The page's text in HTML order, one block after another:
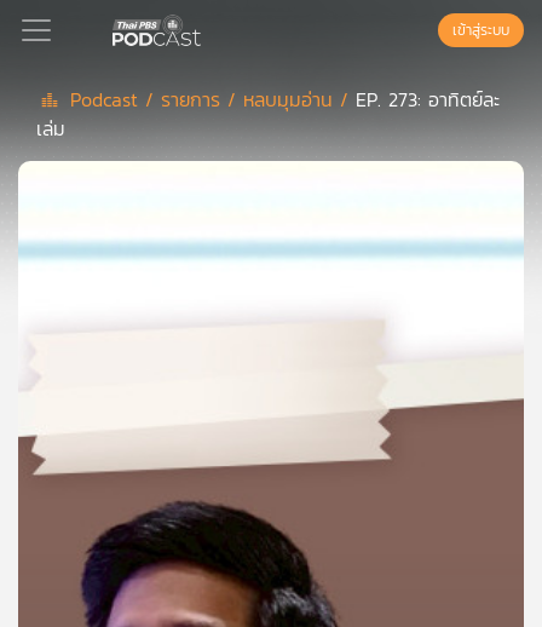
Podcast
ย์
ย์
เข้าสู่ระบบ
Podcast / รายการ / หลบมุมอ่าน / EP. 273: อาทิตย์ละ
เล่ม